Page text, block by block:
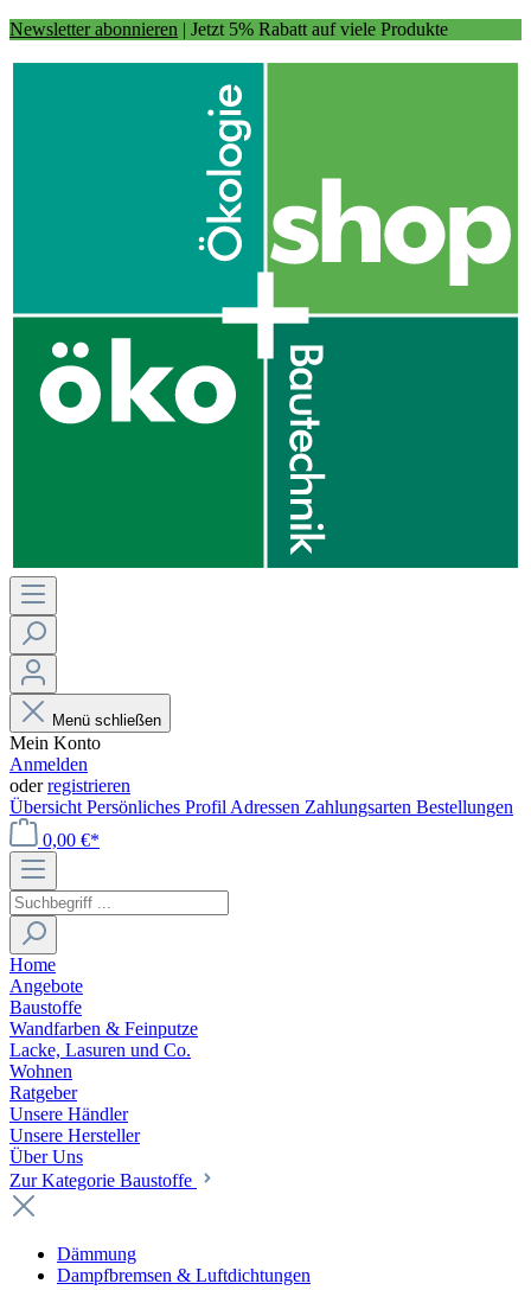
Newsletter abonnieren | Jetzt 5% Rabatt auf viele Produkte
Menü schließen
Mein Konto
Anmelden
oderregistrieren
Übersicht Persönliches Profil Adressen Zahlungsarten Bestellungen
0,00 €*
Home
Angebote
Baustoffe
Wandfarben & Feinputze
Lacke, Lasuren und Co.
Wohnen
Ratgeber
Unsere Händler
Unsere Hersteller
Über Uns
Zur Kategorie Baustoffe
Dämmung
Dampfbremsen & Luftdichtungen